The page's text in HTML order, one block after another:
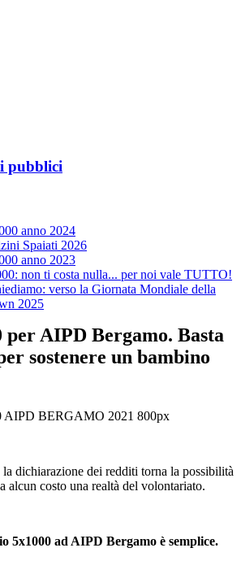
pubblici
anno 2024
Spaiati 2026
anno 2023
non ti costa nulla... per noi vale TUTTO!
verso la Giornata Mondiale della
2025
per AIPD Bergamo. Basta
sostenere un bambino
la dichiarazione dei redditi torna la possibilità
alcun costo una realtà del volontariato.
5x1000 ad AIPD Bergamo è semplice.